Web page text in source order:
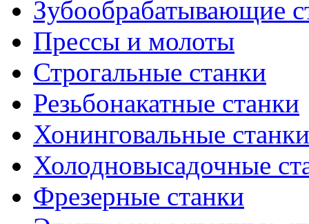
Зубообрабатывающие
Прессы и молоты
Строгальные станки
Резьбонакатные станки
Хонинговальные станки
Холодновысадочные
Фрезерные станки